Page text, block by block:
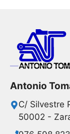
Antonio
C/ Silvestre
50002 -